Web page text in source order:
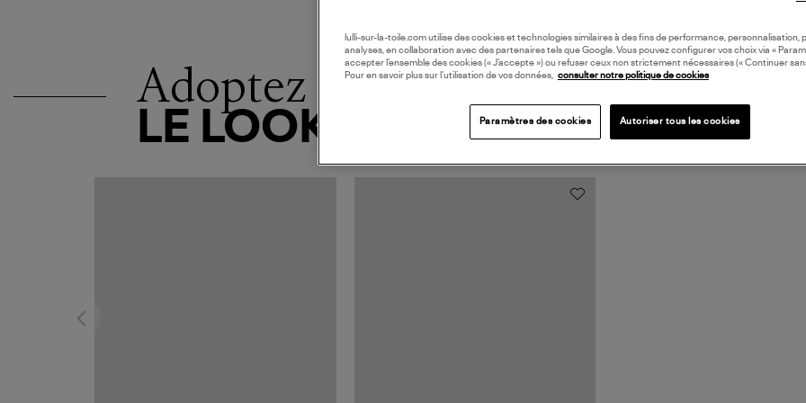
Adoptez
LE LOOK
lulli-sur-la-toile.com utilise des cookies et technologies similaires à des fins de performance, personnalisation,
analyses, en collaboration avec des partenaires tels que Google. Vous pouvez configurer vos choix via «
accepter l’ensemble des cookies (« J’accepte ») ou refuser ceux non strictement nécessaires (« Continuer
Pour en savoir plus sur l’utilisation de vos données, consulter notre politique de cookies
Paramètres des cookies Autoriser tous les cookies